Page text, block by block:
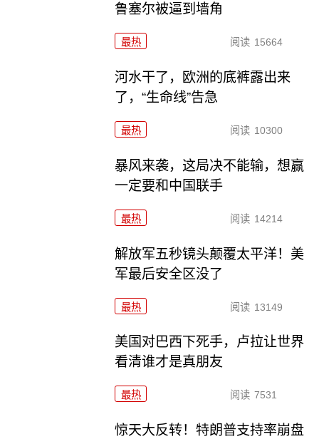
鲁塞尔被逼到墙角
最热 阅读 15664
河水干了，欧洲的底裤露出来
了，“生命线”告急
最热 阅读 10300
暴风来袭，这局决不能输，想赢
一定要和中国联手
最热 阅读 14214
解放军五秒镜头颠覆太平洋！美
军最后安全区没了
最热 阅读 13149
美国对巴西下死手，卢拉让世界
看清谁才是真朋友
最热 阅读 7531
惊天大反转！特朗普支持率崩盘